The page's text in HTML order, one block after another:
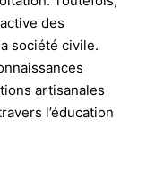
des
société civile.
artisanales
l’éducation